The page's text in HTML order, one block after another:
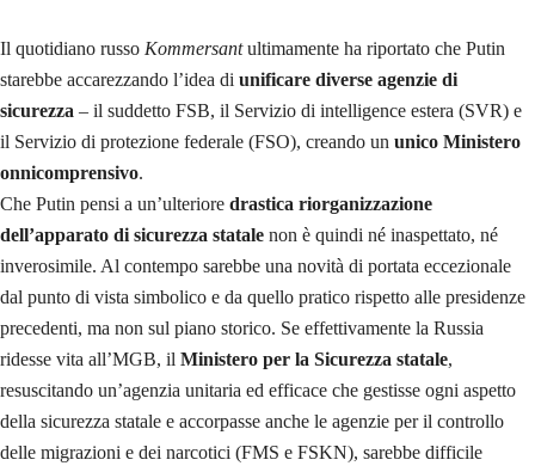
Il quotidiano russo Kommersantultimamente ha riportato che Putin
starebbe accarezzando l’idea di unificare diverse agenzie di
sicurezza – il suddetto FSB, il Servizio di intelligence estera (SVR) e
il Servizio di protezione federale (FSO), creando un unico Ministero
onnicomprensivo.
Che Putin pensi a un’ulteriore drastica riorganizzazione
dell’apparato di sicurezza statale non è quindi né inaspettato, né
inverosimile. Al contempo sarebbe una novità di portata eccezionale
dal punto di vista simbolico e da quello pratico rispetto alle presidenze
precedenti, ma non sul piano storico. Se effettivamente la Russia
ridesse vita all’MGB, il Ministero per la Sicurezza statale,
resuscitando un’agenzia unitaria ed efficace che gestisse ogni aspetto
della sicurezza statale e accorpasse anche le agenzie per il controllo
delle migrazioni e dei narcotici (FMS e FSKN), sarebbe difficile